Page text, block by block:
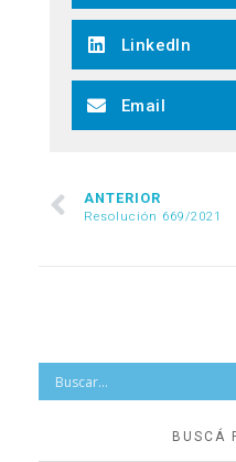
LinkedIn
Email
ANTERIOR
Resolución 669/2021
BUSCÁ